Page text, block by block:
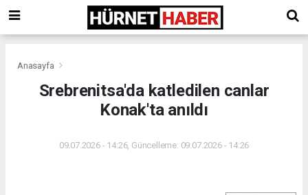
Anasayfa
Srebrenitsa'da katledilen canlar
Konak'ta anıldı
09.07.2026 - 14:26, Güncelleme: 09.07.2026 - 14:26